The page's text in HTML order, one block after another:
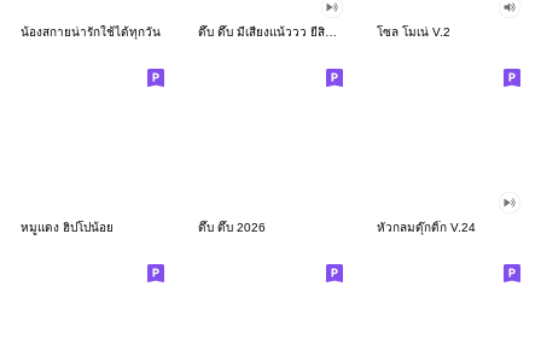
น้องสกายน่ารักใช้ได้ทุกวัน ดึ๊บ ดึ๊บ มีเสียงแน้ววว ยี่สิบสอง โซล โมเน่ V.2
หมูแดง ฮิปโปน้อย ดึ๊บ ดึ๊บ 2026 หัวกลมดุ๊กดิ๊ก V.24